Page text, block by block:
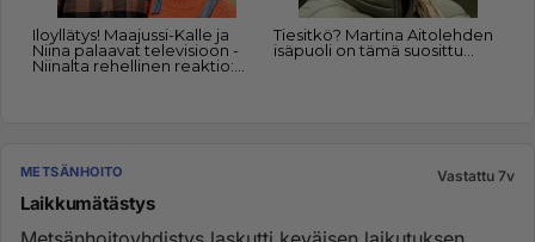
METSÄNHOITO Vastattu 7v
Laikkumätästys